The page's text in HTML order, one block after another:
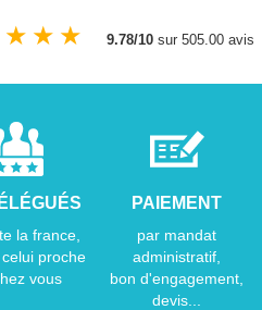
★ ★ ★ 9.78/10 sur 505.00 avis
la france,
proche
vous
PAIEMENT
par mandat
administratif,
bon d'engagement,
devis...